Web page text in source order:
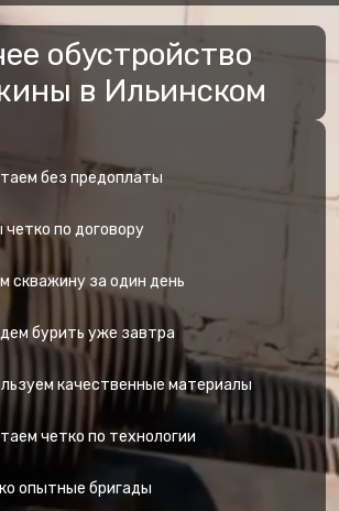
обустройство
в Ильинском
без предоплаты
четко по договору
скважину за один день
бурить уже завтра
качественные материалы
четко по технологии
опытные бригады